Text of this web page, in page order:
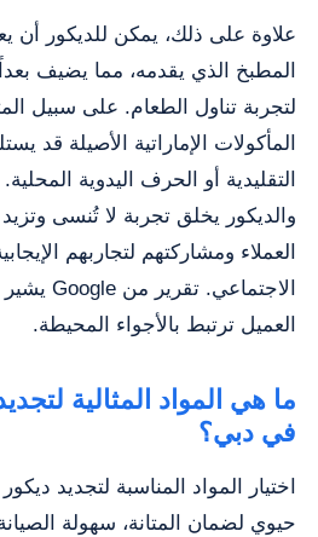
علاوة على ذلك، يمكن للديكور
المطبخ الذي يقدمه، مما يضيف
لتجربة تناول الطعام. على سبيل
المأكولات الإماراتية الأصيلة قد
التقليدية أو الحرف اليدوية
والديكور يخلق تجربة لا تُنسى
العملاء ومشاركتهم لتجاربهم
العميل ترتبط بالأجواء المحيطة.
ما هي المواد المثالية
في دبي؟
اختيار المواد المناسبة لتجديد
حيوي لضمان المتانة، سهولة